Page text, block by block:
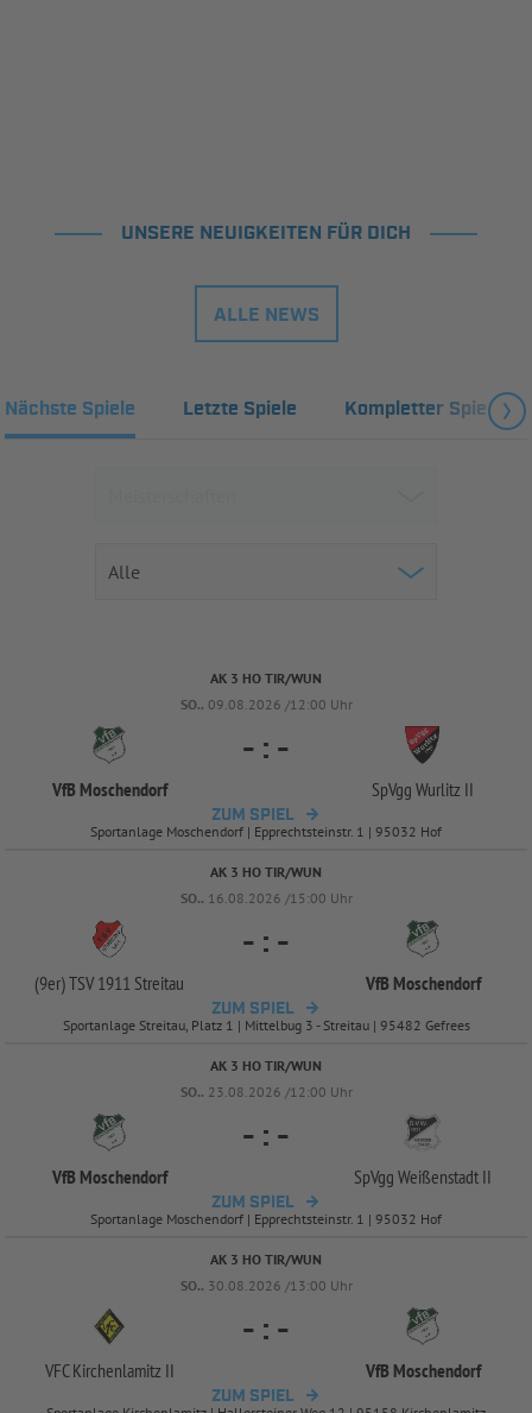
UNSERE NEUIGKEITEN FÜR DICH
ALLE NEWS
Nächste Spiele Letzte Spiele Kompletter Spielplan
AK 3 HO TIR/WUN
SO.. 09.08.2026 /12:00 Uhr
VfB Moschendorf
- : -
SpVgg Wurlitz II
ZUM SPIEL
Sportanlage Moschendorf | Epprechtsteinstr. 1 | 95032 Hof
AK 3 HO TIR/WUN
SO.. 16.08.2026 /15:00 Uhr
(9er) TSV 1911 Streitau
- : -
VfB Moschendorf
ZUM SPIEL
Sportanlage Streitau, Platz 1 | Mittelbug 3 - Streitau | 95482 Gefrees
AK 3 HO TIR/WUN
SO.. 23.08.2026 /12:00 Uhr
VfB Moschendorf
- : -
SpVgg Weißenstadt II
ZUM SPIEL
Sportanlage Moschendorf | Epprechtsteinstr. 1 | 95032 Hof
AK 3 HO TIR/WUN
SO.. 30.08.2026 /13:00 Uhr
VFC Kirchenlamitz II
- : -
VfB Moschendorf
ZUM SPIEL